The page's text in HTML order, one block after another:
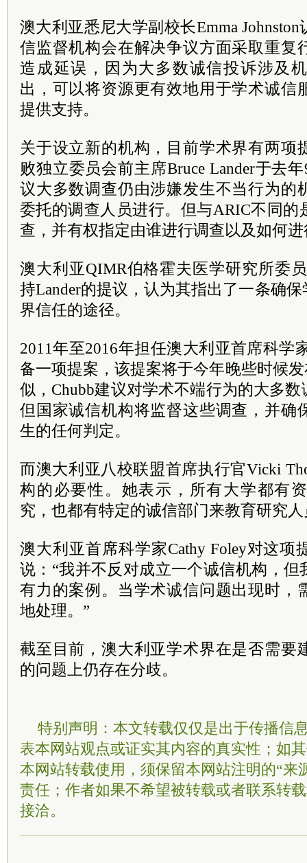
澳大利亚悉尼大学副校长Emma
信监督机构会在解决争议方面采取重复
造成延误，因为大多数诚信投诉涉及
出，可以将资源更有效地用于学术诚信
提供支持。
关于设立新的机构，目前学术界有两项
败独立委员会前主席Bruce Lander于去
议大多数调查仍由涉嫌发生不当行为的
委托的调查人员进行。但与ARIC不同的
查，并有权指定由谁进行调查以及如何
澳大利亚QIMR伯格霍夫医学研究所委
持Lander的提议，认为其指出了一条确
界信任的途径。
2011年至2016年担任澳大利亚首席科学
备一项提案，该提案将于今年晚些时候
似，Chubb建议对学术不端行为的大多
但国家诚信机构将监督这些调查，并确
生的任何判定。
而澳大利亚八校联盟首席执行官Vicki
构的必要性。她表示，所有大学都有
究，也都有特定的诚信部门来教育研究
澳大利亚首席科学家Cathy Foley对这项
说：“我并不反对成立一个诚信机构，
有力的案例。当学术诚信问题出现时，
地处理。”
截至目前，澳大利亚学术界在是否需要
的问题上仍存在分歧。
特别声明：本文转载仅仅是出于传播信
表本网站观点或证实其内容的真实性；如
本网站转载使用，须保留本网站注明的“来
责任；作者如果不希望被转载或者联系转
接洽。